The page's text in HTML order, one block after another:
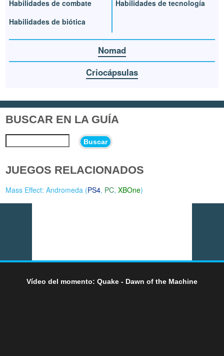
Habilidades de combate
Habilidades de biótica
Habilidades de tecnología
Nomad
Criocápsulas
BUSCAR EN LA GUÍA
Buscar
JUEGOS RELACIONADOS
Mass Effect: Andromeda (PS4, PC,XBOne)
Vídeo del momento: Quake - Dawn of the Machine